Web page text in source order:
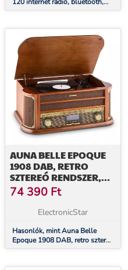
WLAN, DAB/DAB+, FM, RDS,
AUNA BELLE EPOQUE
1908 DAB, RETRO
SZTEREÓ RENDSZER,
LEMEZJÁTSZÓ, DAB+
74 390 Ft
ElectronicStar
Hasonlók, mint Auna Belle
Epoque 1908 DAB, retro sztereó
rendszer, lemezjátszó, DAB+